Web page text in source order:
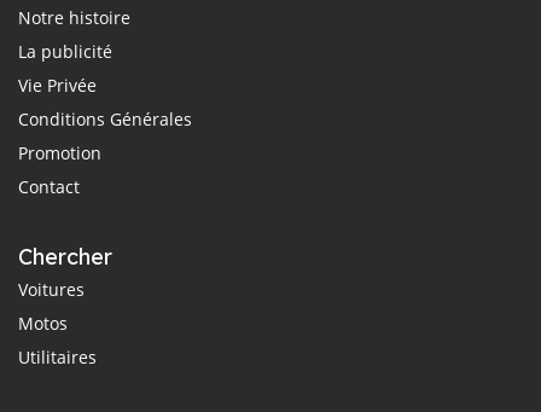
Notre histoire
La publicité
Vie Privée
Conditions Générales
Promotion
Contact
Chercher
Voitures
Motos
Utilitaires